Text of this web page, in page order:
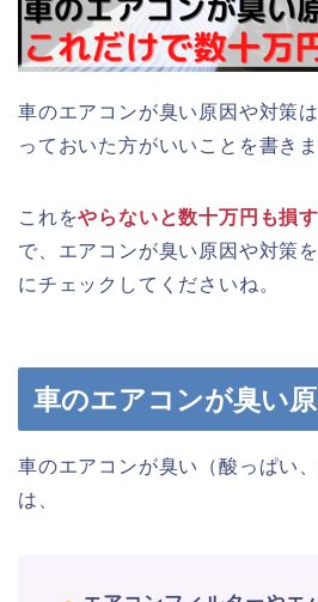
車のエアコンが臭い原因や対策
っておいた方がいいことを書きま
これをやらないと数十万円も損
で、エアコンが臭い原因や対策
にチェックしてくださいね。
車のエアコンが臭い
車のエアコンが臭い（酸っぱい
は、